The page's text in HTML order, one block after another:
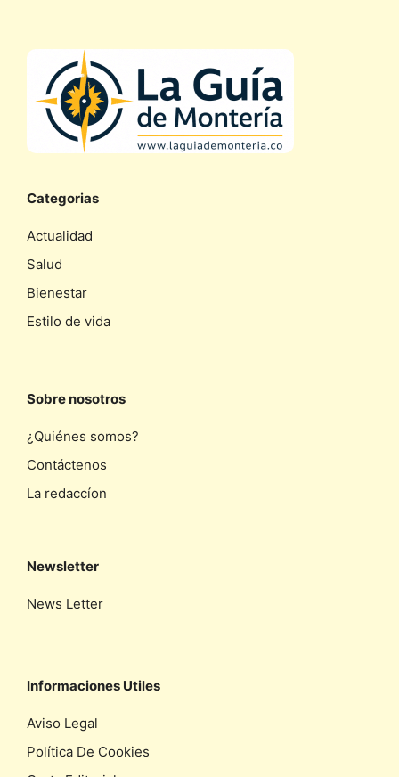
Categorias
Actualidad
Salud
Bienestar
Estilo de vida
Sobre nosotros
¿Quiénes somos?
Contáctenos
La redaccíon
Newsletter
News Letter
Informaciones Utiles
Aviso Legal
Política De Cookies